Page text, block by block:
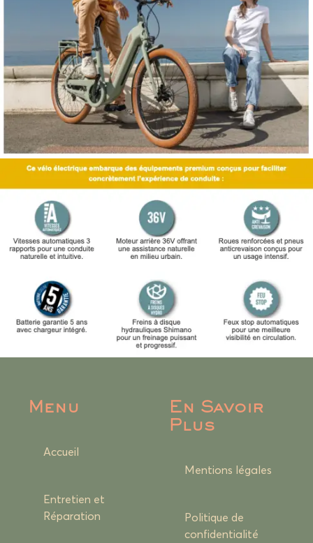
Menu
Accueil
Entretien et
Réparation
En Savoir
Plus
Mentions légales
Politique de
confidentialité